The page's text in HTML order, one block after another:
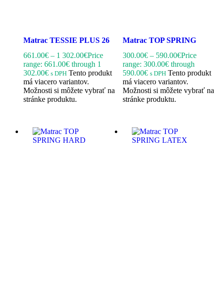
Matrac TESSIE PLUS 26
661.00€ – 1 302.00€Price
range: 661.00€ through 1
302.00€ s DPH Tento produkt
má viacero variantov.
Možnosti si môžete vybrať na
stránke produktu.
Matrac TOP SPRING
300.00€ – 590.00€Price
range: 300.00€ through
590.00€ s DPH Tento produkt
má viacero variantov.
Možnosti si môžete vybrať na
stránke produktu.